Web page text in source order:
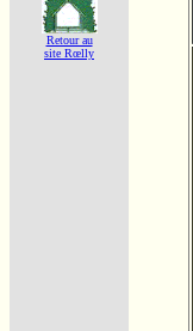
Retour au
site Rœlly